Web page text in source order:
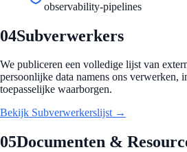
observability-pipelines
04Subverwerkers
We publiceren een volledige lijst van
persoonlijke data namens ons verwerken,
toepasselijke waarborgen.
Bekijk Subverwerkerslijst→
05Documenten &